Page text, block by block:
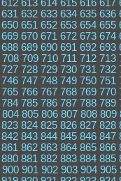
612 613 614 615 616 617
631 632 633 634 635 636
650 651 652 653 654 655
669 670 671 672 673 674
688 689 690 691 692 693
708 709 710 711 712 713
727 728 729 730 731 732
746 747 748 749 750 751
765 766 767 768 769 770
784 785 786 787 788 789
804 805 806 807 808 809
823 824 825 826 827 828
842 843 844 845 846 847
861 862 863 864 865 866
880 881 882 883 884 885
900 901 902 903 904 905